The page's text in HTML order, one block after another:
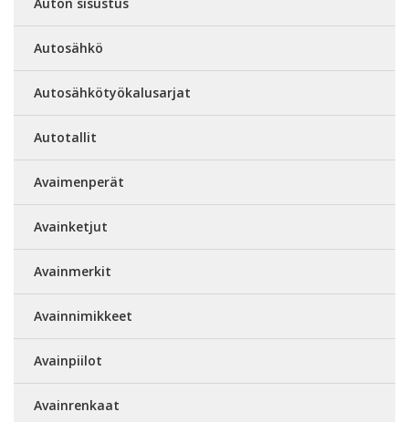
Autosähkö
Autosähkötyökalusarjat
Autotallit
Avaimenperät
Avainketjut
Avainmerkit
Avainnimikkeet
Avainpiilot
Avainrenkaat